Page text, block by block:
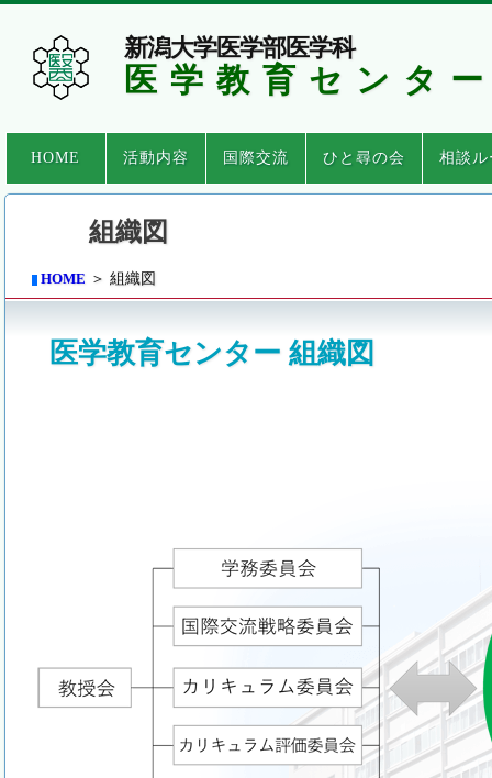
新潟大学医学部医学科
医学教育センタ
HOME 活動内容 国際交流 ひと尋の会 相談ル
組織図
HOME ＞ 組織図
医学教育センター 組織図